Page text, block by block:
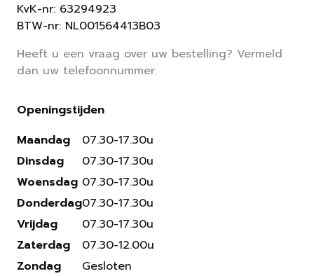
KvK-nr: 63294923
BTW-nr: NL001564413B03
Heeft u een vraag over uw bestelling? Vermeld
dan uw telefoonnummer.
Openingstijden
Maandag
Dinsdag
Woensdag
Donderdag
Vrijdag
Zaterdag
Zondag
07.30-17.30u
07.30-17.30u
07.30-17.30u
07.30-17.30u
07.30-17.30u
07.30-12.00u
Gesloten